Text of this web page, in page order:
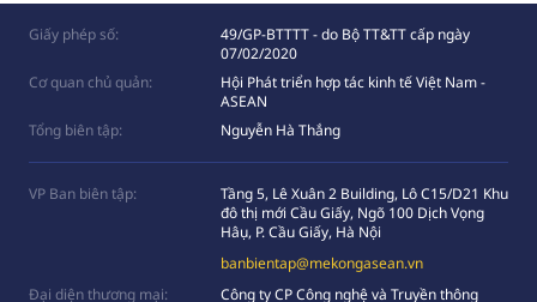
Giấy phép số:
49/GP-BTTTT - do Bộ TT&TT cấp ngày
07/02/2020
Cơ quan chủ quản:
Hội Phát triển hợp tác kinh tế Việt Nam -
ASEAN
Tổng biên tập:
Nguyễn Hà Thắng
VP Ban biên tập:
Tầng 5, Lê Xuân 2 Building, Lô C15/D21 Khu
đô thị mới Cầu Giấy, Ngõ 100 Dịch Vọng
Hâụ, P. Cầu Giấy, Hà Nội
banbientap@mekongasean.vn
Đại diện thương mại:
Công ty CP Công nghệ và Truyền thông